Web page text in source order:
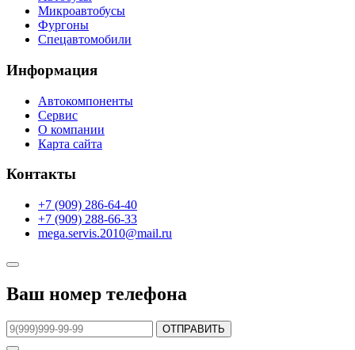
Микроавтобусы
Фургоны
Спецавтомобили
Информация
Автокомпоненты
Сервис
О компании
Карта сайта
Контакты
+7 (909) 286-64-40
+7 (909) 288-66-33
mega.servis.2010@mail.ru
Ваш номер телефона